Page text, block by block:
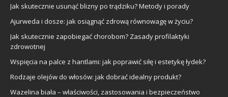
Jak skutecznie usunąć blizny po trądziku? Metody i porady
Ajurweda i dosze: jak osiągnąć zdrową równowagę w życiu?
Jak skutecznie zapobiegać chorobom? Zasady profilaktyki
zdrowotnej
Wspięcia na palce z hantlami: jak poprawić siłę i estetykę łydek?
Rodzaje olejów do włosów: jak dobrać idealny produkt?
Wazelina biała – właściwości, zastosowania i bezpieczeństwo